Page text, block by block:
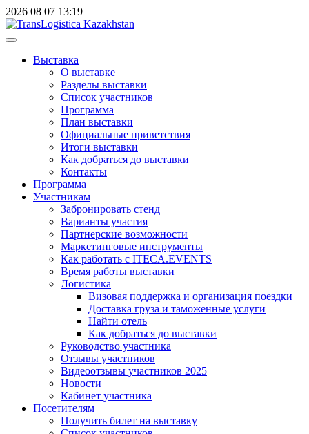
2026 08 07 13:19
Выставка
О выставке
Разделы выставки
Список участников
Программа
План выставки
Официальные приветствия
Итоги выставки
Как добраться до выставки
Контакты
Программа
Участникам
Забронировать стенд
Варианты участия
Партнерские возможности
Маркетинговые инструменты
Как работать с ITECA.EVENTS
Время работы выставки
Логистика
Визовая поддержка и организация поездки
Доставка груза и таможенные услуги
Найти отель
Как добраться до выставки
Руководство участника
Отзывы участников
Видеоотзывы участников 2025
Новости
Кабинет участника
Посетителям
Получить билет на выставку